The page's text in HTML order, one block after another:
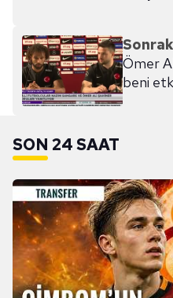
Ömer
beni
SON 24 SAAT